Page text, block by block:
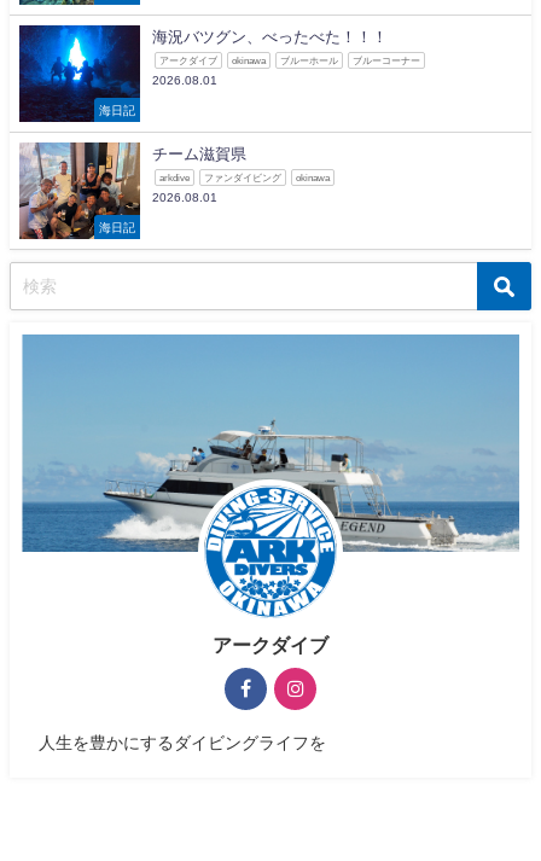
海日記
海況バツグン、べったべた！！！
アークダイブ okinawa ブルーホール ブルーコーナー
2026.08.01
海日記
チーム滋賀県
arkdive ファンダイビング okinawa
2026.08.01
アークダイブ
人生を豊かにするダイビングライフを